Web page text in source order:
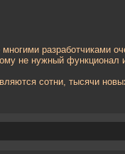
разработчиками
не нужный функционал
сотни, тысячи